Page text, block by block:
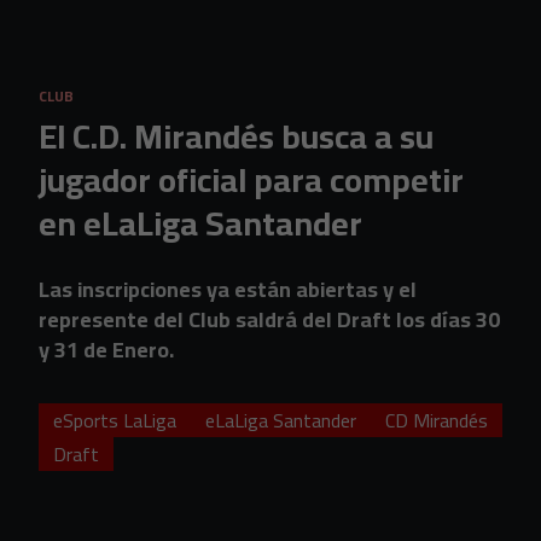
CLUB
El C.D. Mirandés busca a su
jugador oficial para competir
en eLaLiga Santander
Las inscripciones ya están abiertas y el
represente del Club saldrá del Draft los días 30
y 31 de Enero.
eSports LaLiga eLaLiga Santander
CD Mirandés
Draft